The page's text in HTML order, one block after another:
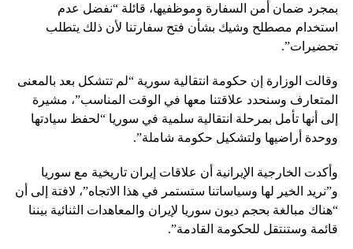
بمجرد ضمان أمن السفارة وموظفيها، قائلة “نفضل عدم
استخدام مصطلح وشيك بشأن فتح سفارتنا لأن ذلك يتطلب
تحضيرات”.
وقالت الوزارة إن حكومة انتقالية سورية “لم تتشكل بعد بالمعنى
المتعارف وسنحدد علاقتنا معها في الوقت المناسب”، مشيرة
إلى أنها تأمل بمرحلة انتقالية سلمية في سوريا “لحفظ سيادتها
ووحدة أراضيها ولتشكيل حكومة شاملة”.
وأكدت الخارجية الإيرانية أن علاقات إيران تاريخية مع سوريا
و”نريد الخير لها وسياساتنا ستستمر في هذا الاتجاه”، لافتة إلى أن
“هناك مبالغة بحجم ديون سوريا لإيران والمعاهدات الثنائية بيننا
قائمة وستنتقل للحكومة القادمة”.